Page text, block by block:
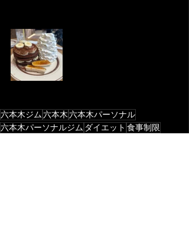
六本木ジム 六本木 六本木パーソナル
六本木パーソナルジム ダイエット 食事制限